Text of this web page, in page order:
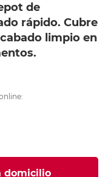
de
rápido. Cubre
limpio en
domicilio